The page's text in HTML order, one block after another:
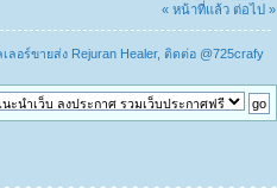
« หน้าที่แล้ว ต่อไป »
อร์ขายส่ง Rejuran Healer, ติดต่อ @725crafy